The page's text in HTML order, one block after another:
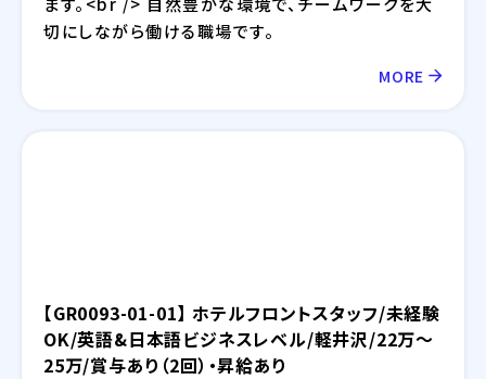
切にしながら働ける職場です。
MORE
【GR0093-01-01】 ホテルフロントスタッフ/未経験
OK/英語&日本語ビジネスレベル/軽井沢/22万～
25万/賞与あり（2回）・昇給あり